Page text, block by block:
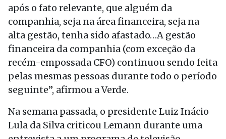
após o fato relevante, que alguém da
companhia, seja na área financeira, seja na
alta gestão, tenha sido afastado…A gestão
financeira da companhia (com exceção da
recém-empossada CFO) continuou sendo feita
pelas mesmas pessoas durante todo o período
seguinte”, afirmou a Verde.
Na semana passada, o presidente Luiz Inácio
Lula da Silva criticou Lemann durante uma